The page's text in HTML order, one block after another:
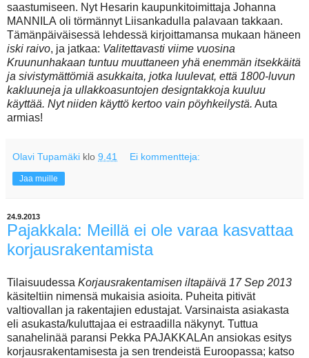
saastumiseen. Nyt Hesarin kaupunkitoimittaja Johanna
MANNILA oli törmännyt Liisankadulla palavaan takkaan.
Tämänpäiväisessä lehdessä kirjoittamansa mukaan häneen
iski raivo, ja jatkaa: Valitettavasti viime vuosina
Kruununhakaan tuntuu muuttaneen yhä enemmän itsekkäitä
ja sivistymättömiä asukkaita, jotka luulevat, että 1800-luvun
kakluuneja ja ullakkoasuntojen designtakkoja kuuluu
käyttää. Nyt niiden käyttö kertoo vain pöyhkeilystä. Auta
armias!
Olavi Tupamäki klo 9.41 Ei kommentteja:
Jaa muille
24.9.2013
Pajakkala: Meillä ei ole varaa kasvattaa
korjausrakentamista
Tilaisuudessa Korjausrakentamisen iltapäivä 17 Sep 2013
käsiteltiin nimensä mukaisia asioita. Puheita pitivät
valtiovallan ja rakentajien edustajat. Varsinaista asiakasta
eli asukasta/kuluttajaa ei estraadilla näkynyt. Tuttua
sanahelinää paransi Pekka PAJAKKALAn ansiokas esitys
korjausrakentamisesta ja sen trendeistä Euroopassa; katso